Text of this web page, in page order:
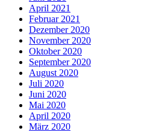
April 2021
Februar 2021
Dezember 2020
November 2020
Oktober 2020
September 2020
August 2020
Juli 2020
Juni 2020
Mai 2020
April 2020
März 2020